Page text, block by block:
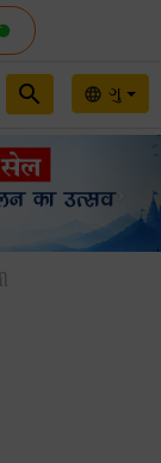
language ગુ
search